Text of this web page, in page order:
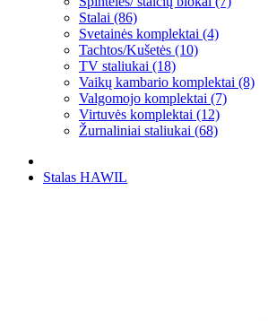
Stalai (86)
Svetainės komplektai (4)
Tachtos/Kušetės (10)
TV staliukai (18)
Vaikų kambario komplektai (8)
Valgomojo komplektai (7)
Virtuvės komplektai (12)
Žurnaliniai staliukai (68)
Stalas HAWIL